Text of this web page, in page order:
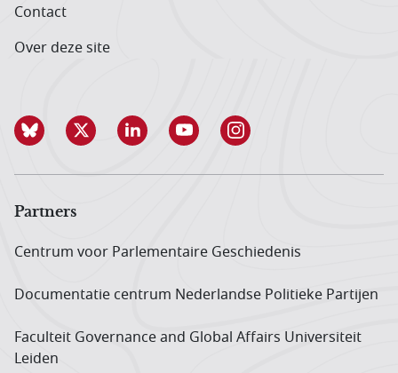
Contact
Over deze site
Partners
Centrum voor Parlementaire Geschiedenis
Documentatie centrum Neder­landse Politieke Partijen
Faculteit Governance and Global Affairs Universiteit
Leiden